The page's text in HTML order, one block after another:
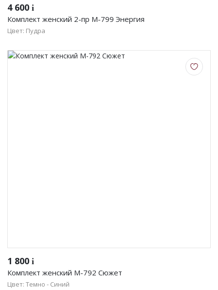
4 600 i
Комплект женский 2-пр М-799 Энергия
Цвет: Пудра
1 800 i
Комплект женский М-792 Сюжет
Цвет: Темно - Синий